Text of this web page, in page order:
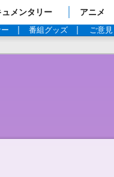
メンタリー アニメ
番組グッズ ご意